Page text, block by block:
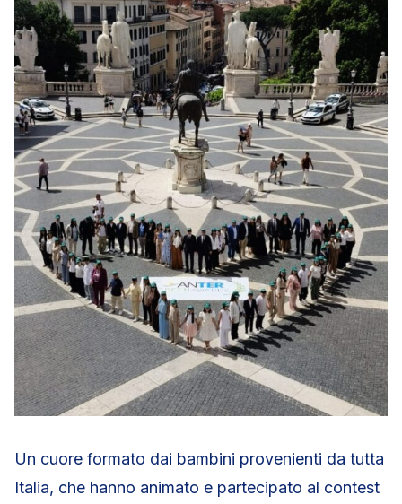
Un cuore formato dai bambini provenienti da tutta
Italia, che hanno animato e partecipato al contest